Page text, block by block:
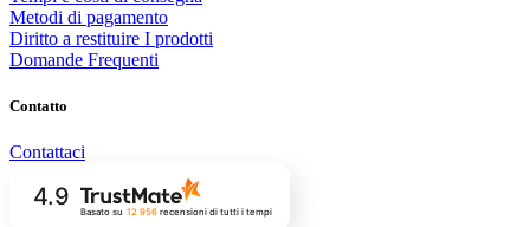
Metodi di pagamento
Diritto a restituire I prodotti
Domande Frequenti
Contatto
Contattaci
4.9
Basato su 12 956recensioni di tutti i tempi